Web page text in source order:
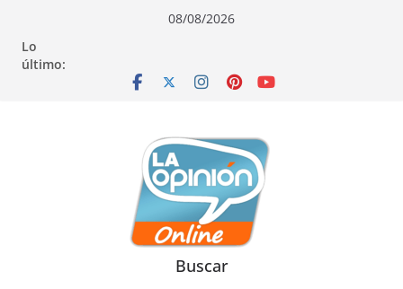
contenido
navegación
contenido
08/08/2026
Lo
último:
Buscar